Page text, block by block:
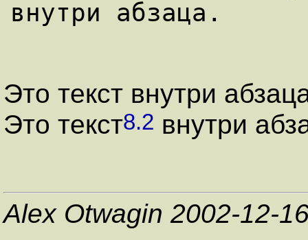
Это текст внутри
Это текст8.2 внутри
Alex Otwagin 2002-12-